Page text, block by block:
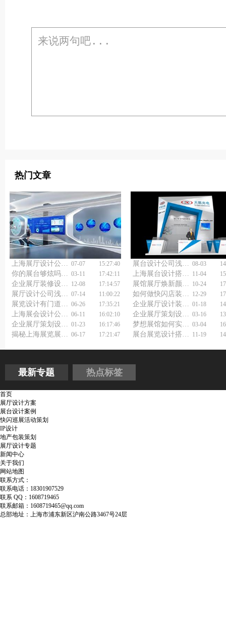
热门文章
07-07 15:27:40 展台设计公司浅谈展台设计搭建 08-03
你的展台够炫吗？展览展台设计搭建公司教你如何制作！ 03-11 17:42:11 11-04
12-08 17:14:57 10-24
展厅设计公司浅谈珠宝展厅设计装修 07-14 11:00:22 12-29
06-26 17:35:21 01-18
06-11 16:02:10 03-16
01-23 16:17:46 03-04
06-17 17:21:47 11-19
最新专题 热点标签
首页
展厅设计方案
展台设计案例
快闪巡展活动策划
IP设计
地产包装策划
展厅设计专题
新闻中心
关于我们
网站地图
联系方式：
联系电话：18301907529
联系 QQ：1608719465
联系邮箱：1608719465@qq.com
总部地址：上海市浦东新区沪南公路3467号24层